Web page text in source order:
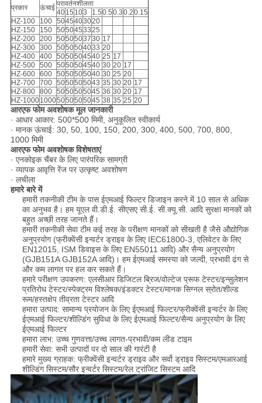
प्रकार
ऊंचाई परावर्तनशीलता
4015 103 1.50.50.30.20.15
HZ-100
100 5045403020
HZ-150
150 5050453325
HZ-200 200 5050503730 17
HZ-300 300 5050504033 20
HZ-400 400 5050504540 25 17
HZ-500 500 5050504540 30 20 17
HZ-600 600 5050505040 30 25 20
HZ-700 700 5050505043 35 30 20 17
HZ-800 800 5050505045 36 30 20 17
HZ-100010005050505045 38 35 25 20
आरएफ फोम अवशोषक मूल जानकारी
· आधार आकार: 500*500 मिमी, अनुकूलित स्वीकार्य
· मानक ऊंचाई: 30, 50, 100, 150, 200, 300, 400, 500, 700, 800,
1000 मिमी
आरएफ फोम अवशोषक विशेषताएं
· एनकोइक चैंबर के लिए पारंपरिक सामग्री
· व्यापक आवृत्ति रेंज पर उत्कृष्ट अवशोषण
· लचीला
हमारे बारे में
हमारी तकनीकी टीम के पास ईएमआई फिल्टर डिजाइन करने में 10 साल से अधिक
का अनुभव है। हम यूएल वी.डी.ई. सीएसए सी.ई. सी.क्यू.सी. आदि सुरक्षा मानकों को
बहुत अच्छी तरह जानते हैं।
हमारी तकनीकी सेवा टीम कई तरह के परीक्षण मानकों को सीखती है जैसे औद्योगिक
अनुप्रयोग (फ्रीक्वेंसी इन्वर्टर ड्राइव के लिए IEC61800-3, एलिवेटर के लिए
EN12015, ISM डिवाइस के लिए EN55011 आदि) और सैन्य अनुप्रयोग
(GJB151A GJB152A आदि)। हम ईएमआई समस्या को जल्दी, प्रभावी ढंग से
और कम लागत पर हल कर सकते हैं।
हमारे परीक्षण उपकरण: एलसीआर डिजिटल ब्रिज/वोल्टेज प्रूफ टेस्टर/इन्सुलेशन
प्रतिरोध टेस्टर/स्पेक्ट्रम विश्लेषक/इंडक्टर टेस्टर/मानक सिग्नल स्रोत/शील्ड
रूम/हस्तक्षेप तीव्रता टेस्टर आदि
हमारा उत्पाद: सामान्य प्रयोजन के लिए ईएमआई फिल्टर/फ्रीक्वेंसी इन्वर्टर के लिए
ईएमआई फिल्टर/शील्डिंग सुविधा के लिए ईएमआई फिल्टर/सैन्य अनुप्रयोग के लिए
ईएमआई फिल्टर
हमारा लाभ: उच्च गुणवत्ता/उच्च लागत-प्रभावी/कम लीड टाइम
हमारी सेवा: सभी उत्पादों पर दो साल की गारंटी है
हमारे मुख्य ग्राहक: फ्रीक्वेंसी इन्वर्टर ड्राइव और सर्वो ड्राइव सिस्टम/एमआरआई
शील्डिंग सिस्टम/सौर इन्वर्टर सिस्टम/रेल ट्रांजिट सिस्टम आदि